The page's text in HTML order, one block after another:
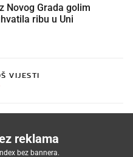
Novog Grada golim
ribu u Uni
VIJESTI
reklama
bez bannera.